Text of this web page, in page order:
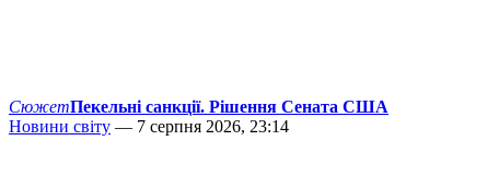
СюжетПекельні санкції. Рішення Сената США
Новини світу — 7 серпня 2026, 23:14